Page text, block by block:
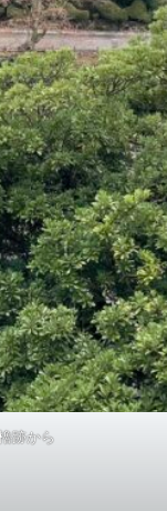
跡から